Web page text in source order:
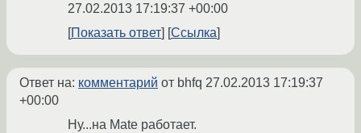
27.02.2013 17:19:37 +00:00
Показать ответ
Ссылка
Ответ на: комментарий от bhfq 27.02.2013 17:19:37
+00:00
Ну...на Mate работает.